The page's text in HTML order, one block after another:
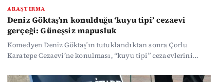
ARAŞTIRMA
Deniz Göktaş’ın konulduğu ‘kuyu tipi’ cezaevi
gerçeği: Güneşsiz mapusluk
Komedyen Deniz Göktaş’ın tutuklandıktan sonra Çorlu
Karatepe Cezaevi’ne konulması, “kuyu tipi” cezaevlerini
Göktaş’ın tek kişilik odada kalmasını güvenlik açısından